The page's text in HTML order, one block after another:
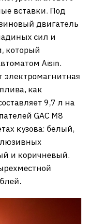
вставки. Под
двигатель
сил и
который
Aisin.
электромагнитная
как
9,7 л на
GAC M8
кузова: белый,
и коричневый.